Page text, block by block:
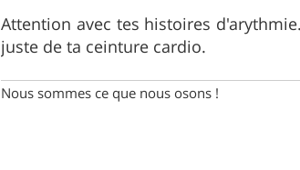
g
e
Attention avec tes histoires
juste de ta ceinture cardio.
Nous sommes ce que nous osons !